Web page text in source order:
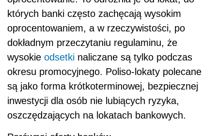
Porównaj oferty banków
REKLAMA